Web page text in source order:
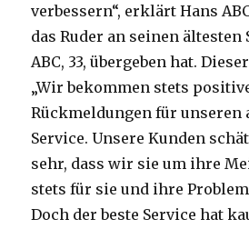
verbessern“, erklärt Hans
das Ruder an seinen ältesten
ABC, 33, übergeben hat.
„Wir bekommen stets
Rückmeldungen für unseren
Service. Unsere Kunden
sehr, dass wir sie um ihre
stets für sie und ihre
Doch der beste Service hat